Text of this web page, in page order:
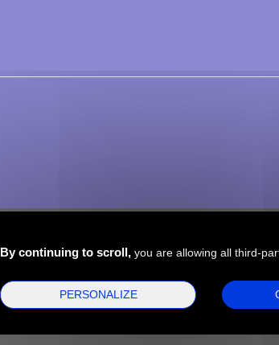
By continuing to scroll, you are allowing all third-
PERSONALIZE